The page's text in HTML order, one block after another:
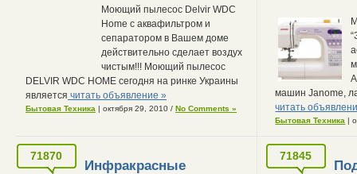
Моющий пылесос Delvir WDC
Home с аквафильтром и
сепаратором в Вашем доме
действительно сделает воздух
чистым!!! Моющий пылесос
DELVIR WDC HOME сегодня на ринке Украины
является читать объявление »
Бытовая Техника | октября 29, 2010 / No Comments »
машин Janome,
читать
Бытовая Техника |
71870
Инфракрасные
71845